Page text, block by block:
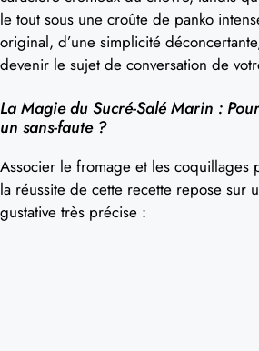
le tout sous une croûte de panko
original, d’une simplicité
devenir le sujet de conversation de
La Magie du Sucré-Salé Marin :
un sans-faute ?
Associer le fromage et les coquillages
la réussite de cette recette repose sur
gustative très précise :